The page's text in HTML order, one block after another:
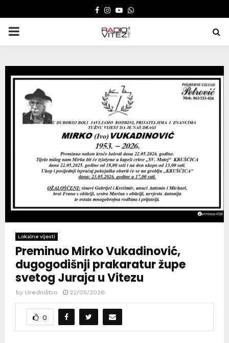
FACEBOOK
INSTAGRAM
YOUTUBE
WHATSAPP
PRIMARY
Lokalne vijesti
Preminuo Mirko Vukadinović,
dugogodišnji prakaratur župe
svetog Juraja u Vitezu
by Uredništvo 22/05/2026
0